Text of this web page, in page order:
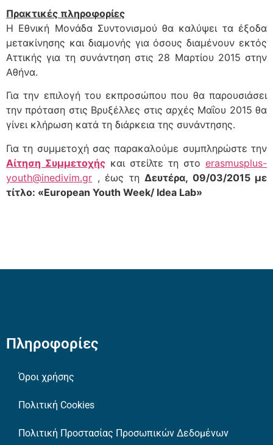
Πρακτικές πληροφορίες
Η Εθνική Μονάδα Συντονισμού θα καλύψει τα έξοδα
μετακίνησης και διαμονής για όσους διαμένουν εκτός
Αττικής για τη συνάντηση στις 28 Μαρτίου 2015 στην
Αθήνα.
Για την επιλογή του εκπροσώπου που θα παρουσιάσει
την πρόταση στις Βρυξέλλες στις αρχές Μαΐου 2015 θα
γίνει κλήρωση κατά τη διάρκεια της συνάντησης.
Για τη συμμετοχή σας παρακαλούμε συμπληρώστε την
Αίτηση Συμμετοχής και στείλτε τη στο erasmusplus-
youth@inedivim.gr , έως τη Δευτέρα, 09/03/2015 με
τίτλο: «European Youth Week/ Idea Lab»
Πληροφορίες
Όροι χρήσης
Πολιτική Cookies
Πολιτική Προστασίας Προσωπικών Δεδομένων